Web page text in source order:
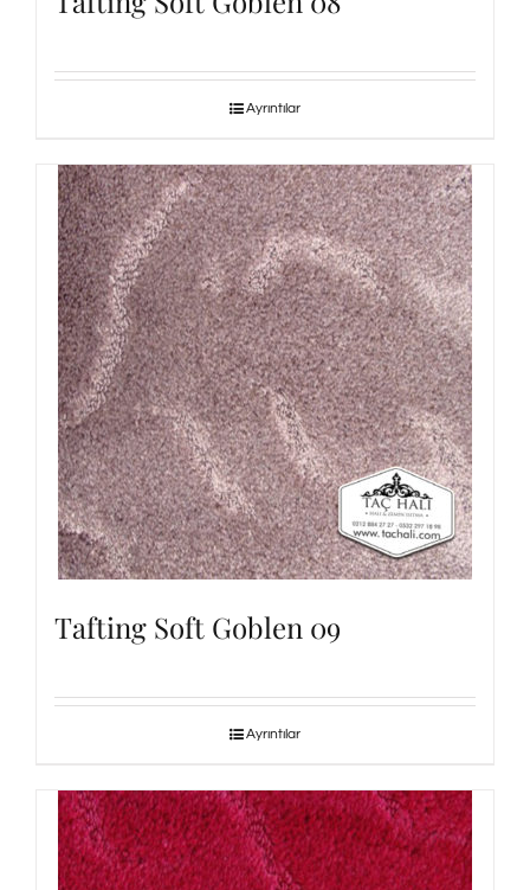
Ayrıntılar
Tafting Soft Goblen 09
Ayrıntılar